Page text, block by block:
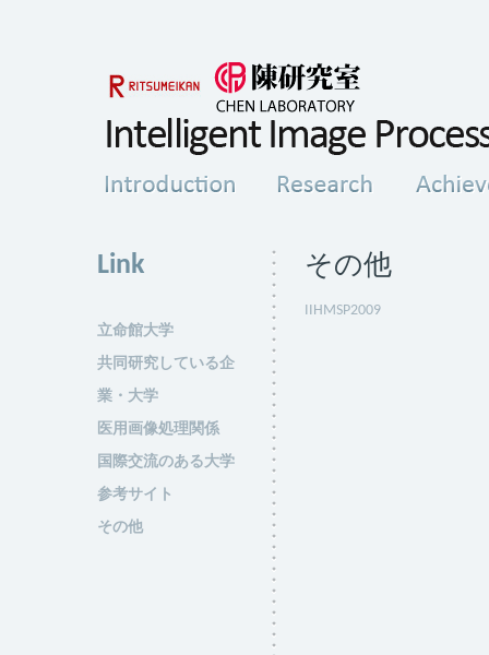
Link
立命館大学
共同研究している企
業・大学
医用画像処理関係
国際交流のある大学
参考サイト
その他
その他
IIHMSP2009